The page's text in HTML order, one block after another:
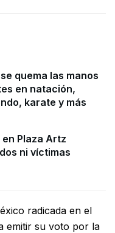
quema las manos
en natación,
karate y más
Plaza Artz
ni víctimas
radicada en el
emitir su voto por la